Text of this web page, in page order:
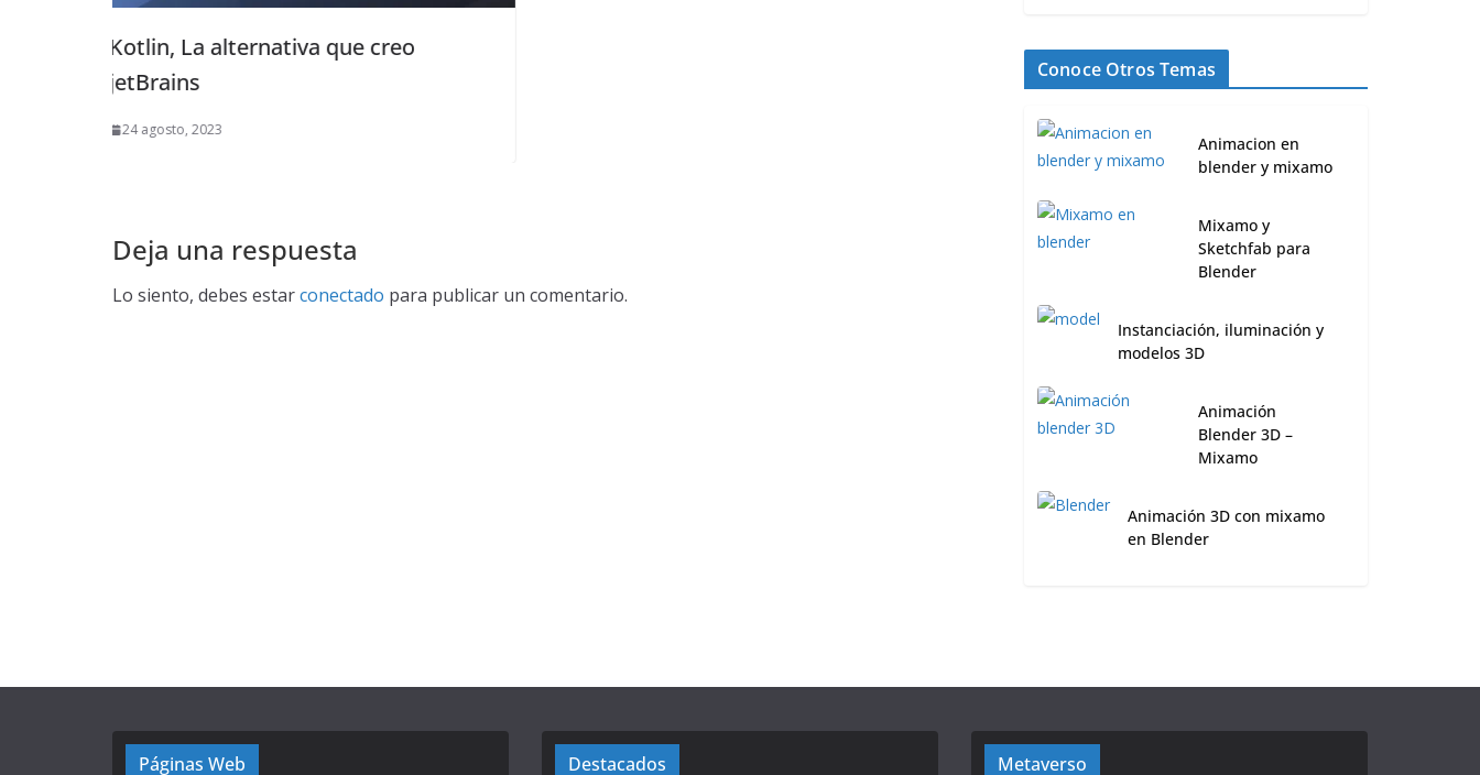
que creo
Deja una respuesta
Lo siento, debes estarconectado para publicar un comentario.
Conoce Otros Temas
Animacion en
blender y mixamo
Mixamo y
Sketchfab para
Blender
Instanciación, iluminación y
modelos 3D
Animación
Blender 3D –
Mixamo
Animación 3D con mixamo
en Blender
Páginas Web Destacados Metaverso